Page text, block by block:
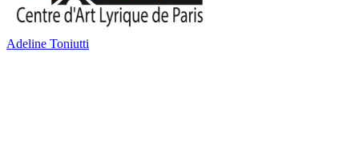
Adeline Toniutti